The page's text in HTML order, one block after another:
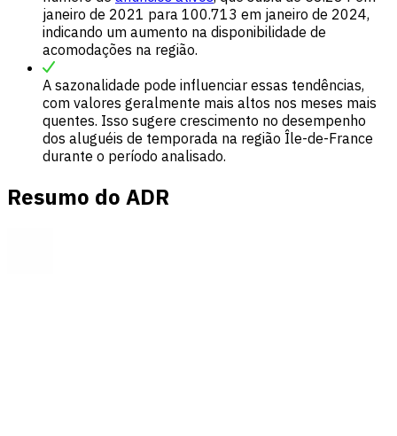
janeiro de 2021 para 100.713 em janeiro de 2024,
indicando um aumento na disponibilidade de
acomodações na região.
A sazonalidade pode influenciar essas tendências,
com valores geralmente mais altos nos meses mais
quentes. Isso sugere crescimento no desempenho
dos aluguéis de temporada na região Île-de-France
durante o período analisado.
Resumo do ADR